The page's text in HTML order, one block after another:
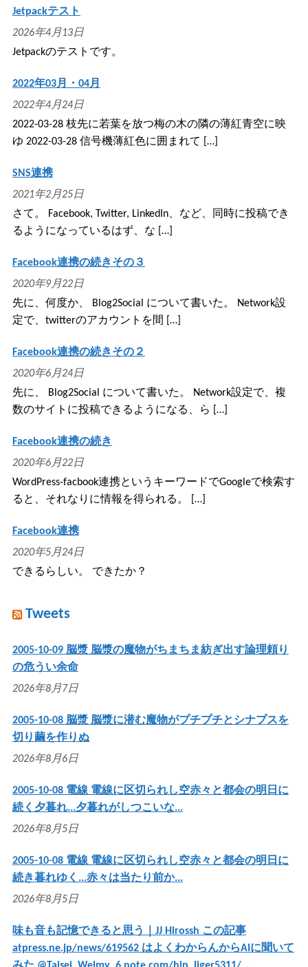
Jetpackテスト
2026年4月13日
Jetpackのテストです。
2022年03月・04月
2022年4月24日
2022-03-28 枝先に若葉を放つ梅の木の隣の薄紅青空に映
ゆ 2022-03-28 信号機薄紅色に囲まれて […]
SNS連携
2021年2月25日
さて。 Facebook, Twitter, LinkedIn、など、同時に投稿でき
るようになっているはず、な […]
Facebook連携の続きその３
2020年9月22日
先に、何度か、 Blog2Social について書いた。 Network設
定で、twitterのアカウントを間 […]
Facebook連携の続きその２
2020年6月24日
先に、 Blog2Social について書いた。 Network設定で、複
数のサイトに投稿できるようになる、ら […]
Facebook連携の続き
2020年6月22日
WordPress-facbook連携というキーワードでGoogleで検索す
ると、それなりに情報を得られる。 […]
Facebook連携
2020年5月24日
できるらしい。 できたか？
Tweets
2005-10-09 脳漿 脳漿の魔物がちまちま紡ぎ出す論理頼り
の危うい余命
2026年8月7日
2005-10-08 脳漿 脳漿に潜む魔物がプチプチとシナプスを
切り繭を作りぬ
2026年8月6日
2005-10-08 電線 電線に区切られし空赤々と都会の明日に
続く夕暮れ...夕暮れがしつこいな...
2026年8月5日
2005-10-08 電線 電線に区切られし空赤々と都会の明日に
続き暮れゆく...赤々は当たり前か...
2026年8月5日
味も音も記憶できると思う｜JJ Hirossh この記事
atpress.ne.jp/news/619562 はよくわからんからAIに聞いて